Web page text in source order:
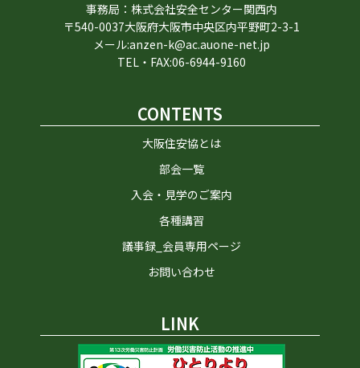
事務局：株式会社安全センター関西内
〒540-0037大阪府大阪市中央区内平野町2-3-1
メール:anzen-k@ac.auone-net.jp
TEL・FAX:06-6944-9160
CONTENTS
大阪住安協とは
部会一覧
入会・見学のご案内
各種講習
議事録_会員専用ページ
お問い合わせ
LINK